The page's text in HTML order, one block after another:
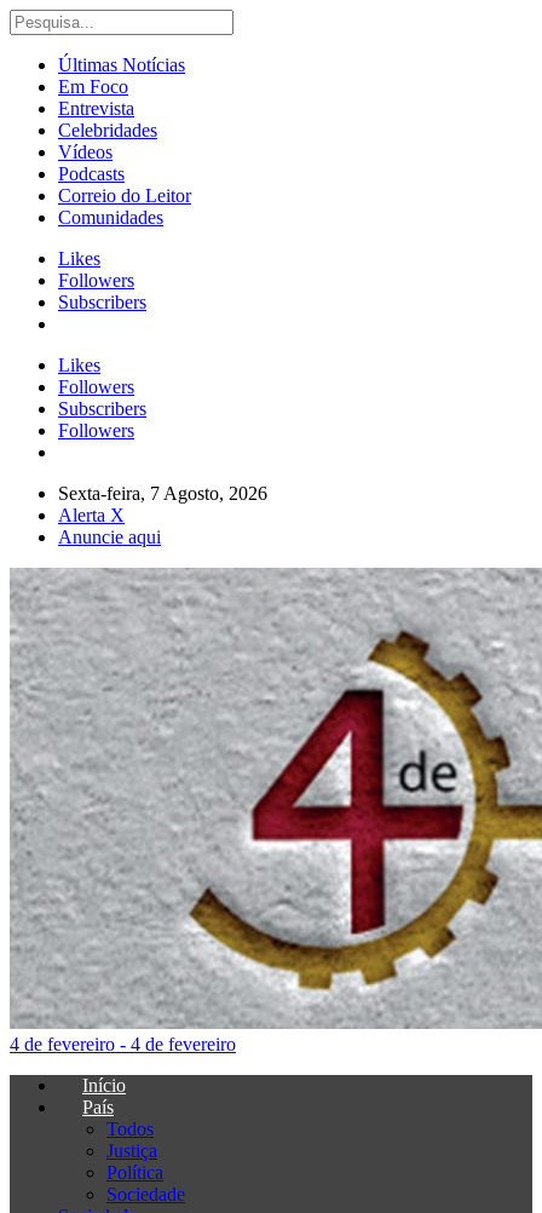
Últimas Notícias
Em Foco
Entrevista
Celebridades
Vídeos
Podcasts
Correio do Leitor
Comunidades
Likes
Followers
Subscribers
Likes
Followers
Subscribers
Followers
Sexta-feira, 7 Agosto, 2026
Alerta X
Anuncie aqui
4 de fevereiro - 4 de fevereiro
Início
País
Todos
Justiça
Política
Sociedade